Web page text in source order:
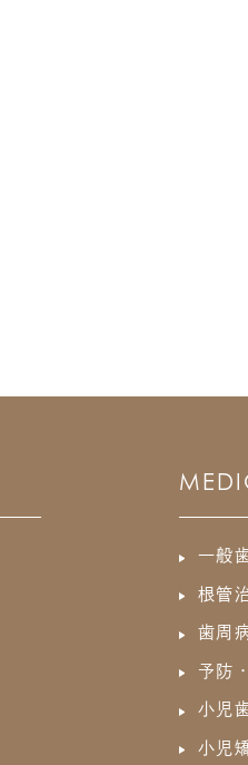
一般
根管
歯周
予防
小児
小児